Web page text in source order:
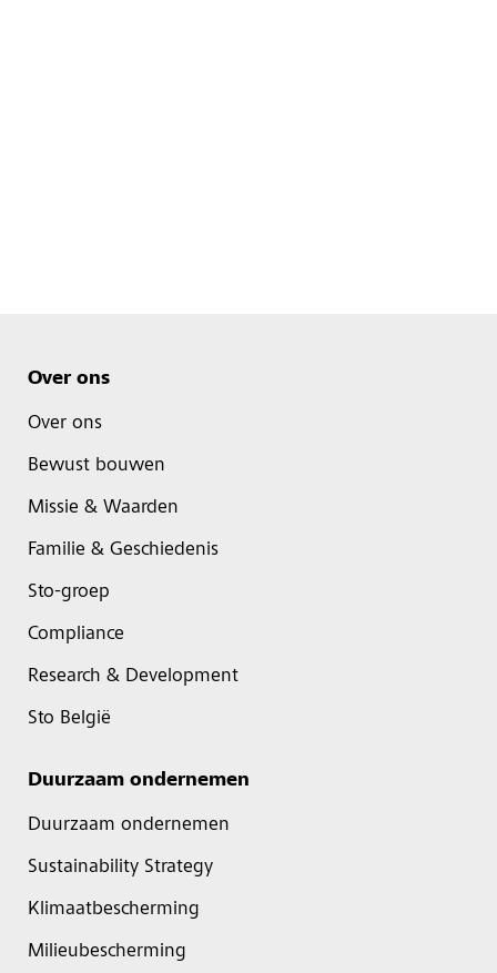
Over ons
Over ons
Bewust bouwen
Missie & Waarden
Familie & Geschiedenis
Sto-groep
Compliance
Research & Development
Sto België
Duurzaam ondernemen
Duurzaam ondernemen
Sustainability Strategy
Klimaatbescherming
Milieubescherming